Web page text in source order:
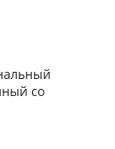
со